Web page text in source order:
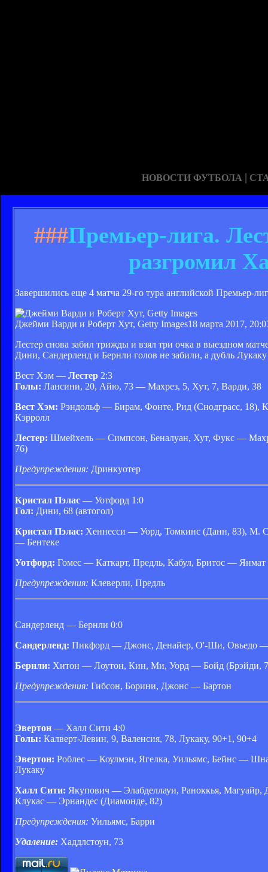
НОВОСТИ ФУТБОЛА |
###Премьер-лига.
разгромил
Завершились еще 4 матча 29-го тура английской Премьер-
Джейми Варди и Роберт Хут, Getty Images18 марта 2017,
Лестер снова забил трижды и взял три очка в выездном
Дини, Сандерленд и Бернли голов не забили, а дубль
Вест Хэм — Лестер 2:3
Голы: Лансини, 20, Айю, 73 — Махрез, 5, Хут, 7, Варди, 38
Вест Хэм: Рэндольф — Бирам, Фонте, Рид (Снодграсс,
Кэрролл
Лестер: Шмейхель — Симпсон, Беналуан, Хут, Фукс —
76)
Предупреждения: Дринкуотер
Кристал Пэлас — Уотфорд 1:0
Гол: Дини, 68 (автогол)
Кристал Пэлас: Хеннесси — Уорд, Томкинс (Данн, 83), М.
— Бентеке
Уотфорд: Гомес — Каткарт, Предль, Кабул, Бритос —
Предупреждения: Клеверли, Предль
Сандерленд — Бернли 0:0
Сандерленд: Пикфорд — Джонс, Денайер, О'-Ши, Овьедо —
Бернли: Хитон — Лоутон, Кин, Ми, Уорд — Бойд (Брэйди,
Предупреждения: Гибсон, Борини, Джонс — Бартон
Эвертон — Халл Сити 4:0
Голы: Калверт-Левин, 9, Валенсия, 78, Лукаку, 90+1, 90+4
Эвертон: Роблес — Коулмэн, Ягелка, Уильямс, Бейнс —
Лукаку
Халл Сити: Якупович — Элабделлауи, Раноккья,
Клукас — Эрнандес (Диамонде, 82)
Предупреждения: Уильямс, Барри
Удаление: Хаддлстоун, 73